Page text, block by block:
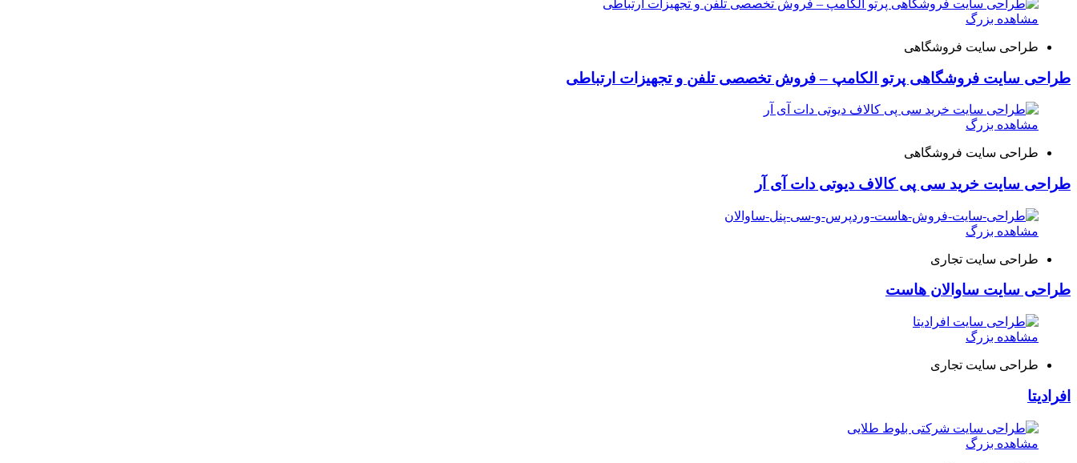
مشاهده بزرگ
طراحی سایت فروشگاهی
طراحی سایت فروشگاهی پرتو الکامپ – فروش تخصصی تلفن و تجهیزات ارتباطی
مشاهده بزرگ
طراحی سایت فروشگاهی
طراحی سایت خرید سی پی کالاف دیوتی دات آی آر
مشاهده بزرگ
طراحی سایت تجاری
طراحی سایت ساوالان هاست
مشاهده بزرگ
طراحی سایت تجاری
افرادیتا
مشاهده بزرگ